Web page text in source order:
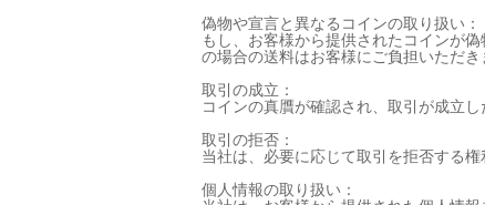
偽物や宣言と異なるコインの取り扱い：
もし、お客様から提供されたコインが
の場合の送料はお客様にご負担いただき
取引の成立：
コインの真贋が確認され、取引が成立
取引の拒否：
当社は、必要に応じて取引を拒否する権
個人情報の取り扱い：